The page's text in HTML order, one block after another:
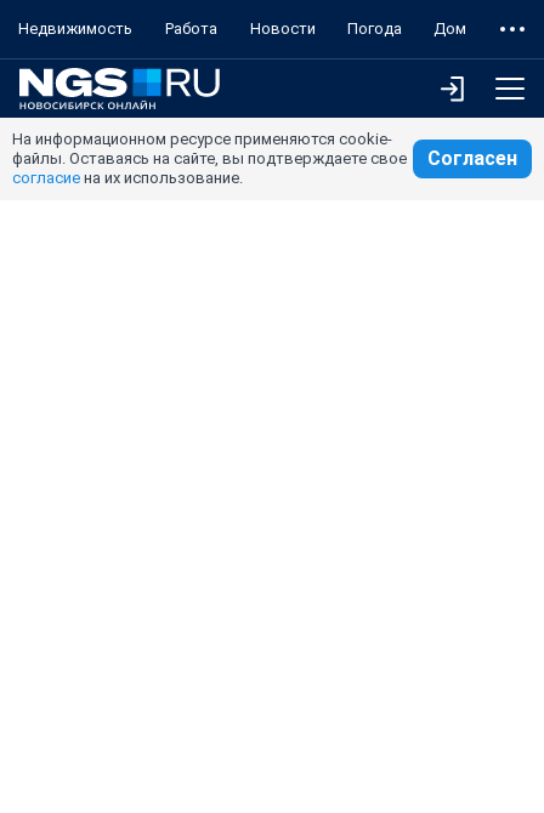
Недвижимость Работа Новости Погода Дом
На информационном ресурсе применяются cookie-
файлы. Оставаясь на сайте, вы подтверждаете свое
согласие на их использование.
Согласен